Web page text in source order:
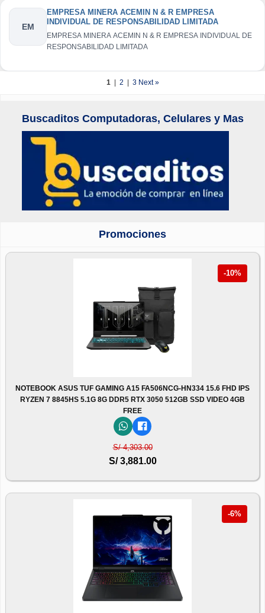
EM
EMPRESA MINERA ACEMIN N & R EMPRESA
INDIVIDUAL DE RESPONSABILIDAD LIMITADA
EMPRESA MINERA ACEMIN N & R EMPRESA INDIVIDUAL DE
RESPONSABILIDAD LIMITADA
1 | 2 | 3Next »
Buscaditos Computadoras, Celulares y Mas
Promociones
-10%
NOTEBOOK ASUS TUF GAMING A15 FA506NCG-HN334 15.6 FHD IPS
RYZEN 7 8845HS 5.1G 8G DDR5 RTX 3050 512GB SSD VIDEO 4GB
FREE
S/ 4,303.00
S/ 3,881.00
-6%